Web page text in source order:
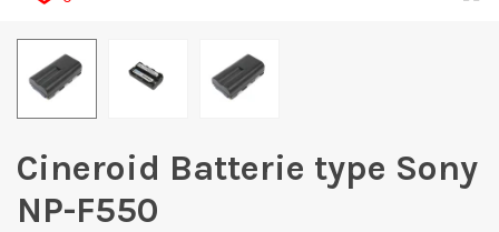
Cineroid Batterie type Sony
NP-F550